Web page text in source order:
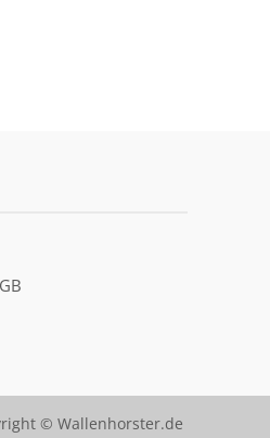
© Wallenhorster.de